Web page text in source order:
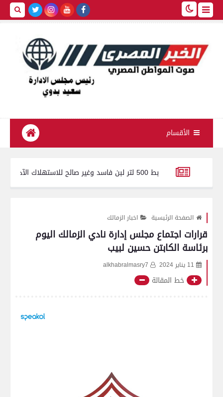
الأقسام
لتر لبن فاسد وغير صالح للاستهلاك الآدمى قبل طرحه بالأسواق
الصفحة الرئيسية اخبار الزمالك
قرارات اجتماع مجلس إدارة نادي الزمالك اليوم
برئاسة الكابتن حسين لبيب
11 يناير 2024 alkhabralmasry7
خط المقالة